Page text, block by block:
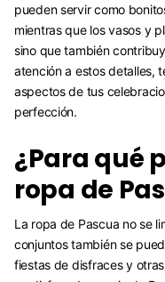
pueden servir como
mientras que los vasos y
sino que también
atención a estos detalles,
aspectos de tus
perfección.
¿Para qué
ropa de
La ropa de Pascua no se
conjuntos también se
fiestas de disfraces y